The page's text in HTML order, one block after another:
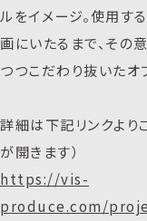
ルをイメージ。使用す
画にいたるまで、そ
つつこだわり抜いたオ
詳細は下記リンクより
が開きます）
https://vis-
produce.com/